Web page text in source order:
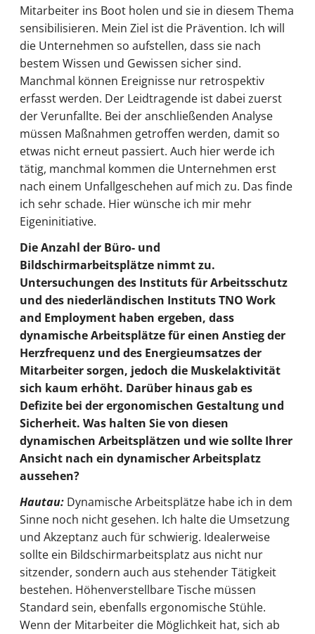
Mitarbeiter ins Boot holen und sie in diesem Thema
sensibilisieren. Mein Ziel ist die Prävention. Ich will
die Unternehmen so aufstellen, dass sie nach
bestem Wissen und Gewissen sicher sind.
Manchmal können Ereignisse nur retrospektiv
erfasst werden. Der Leidtragende ist dabei zuerst
der Verunfallte. Bei der anschließenden Analyse
müssen Maßnahmen getroffen werden, damit so
etwas nicht erneut passiert. Auch hier werde ich
tätig, manchmal kommen die Unternehmen erst
nach einem Unfallgeschehen auf mich zu. Das finde
ich sehr schade. Hier wünsche ich mir mehr
Eigeninitiative.
Die Anzahl der Büro- und
Bildschirmarbeitsplätze nimmt zu.
Untersuchungen des Instituts für Arbeitsschutz
und des niederländischen Instituts TNO Work
and Employment haben ergeben, dass
dynamische Arbeitsplätze für einen Anstieg der
Herzfrequenz und des Energieumsatzes der
Mitarbeiter sorgen, jedoch die Muskelaktivität
sich kaum erhöht. Darüber hinaus gab es
Defizite bei der ergonomischen Gestaltung und
Sicherheit. Was halten Sie von diesen
dynamischen Arbeitsplätzen und wie sollte Ihrer
Ansicht nach ein dynamischer Arbeitsplatz
aussehen?
Hautau: Dynamische Arbeitsplätze habe ich in dem
Sinne noch nicht gesehen. Ich halte die Umsetzung
und Akzeptanz auch für schwierig. Idealerweise
sollte ein Bildschirmarbeitsplatz aus nicht nur
sitzender, sondern auch aus stehender Tätigkeit
bestehen. Höhenverstellbare Tische müssen
Standard sein, ebenfalls ergonomische Stühle.
Wenn der Mitarbeiter die Möglichkeit hat, sich ab